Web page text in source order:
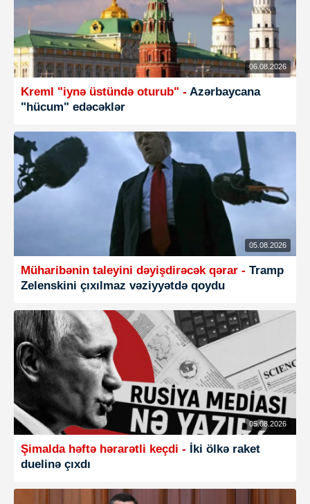
06.08.2026
Kreml "iynə üstündə oturub" - Azərbaycana
"hücum" edəcəklər
05.08.2026
Müharibənin taleyini dəyişdirəcək qərar - Tramp
Zelenskini çıxılmaz vəziyyətdə qoydu
05.08.2026
Şimalda həftə hərarətli keçdi - İki ölkə raket
duelinə çıxdı